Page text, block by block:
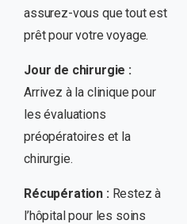
assurez-vous que tout est
prêt pour votre voyage.
Jour de chirurgie :
Arrivez à la clinique pour
les évaluations
préopératoires et la
chirurgie.
Récupération : Restez à
l’hôpital pour les soins